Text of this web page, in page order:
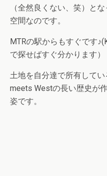
（全然良くない、笑）と
空間なのです。
MTRの駅からもすぐです
で探せばすぐ分かります）
土地を自分達で所有して
meets Westの長い歴史が
姿です。